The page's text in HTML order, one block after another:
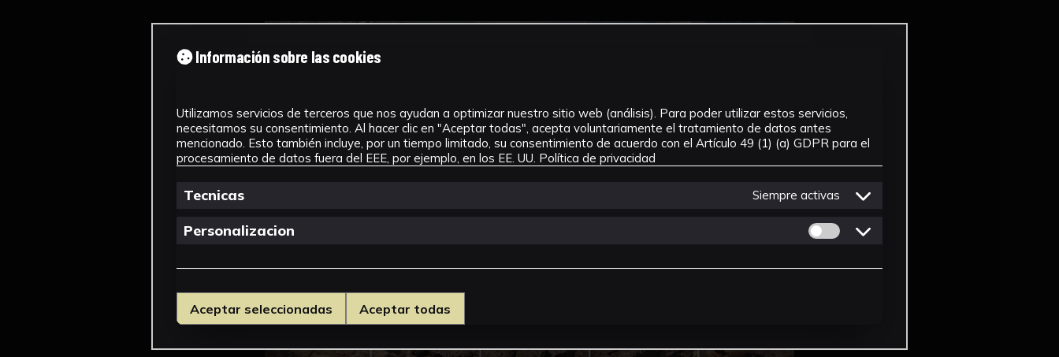
Información sobre las cookies
Utilizamos servicios de terceros que nos ayudan a optimizar nuestro sitio web (análisis). Para poder utilizar estos servicios,
necesitamos su consentimiento. Al hacer clic en "Aceptar todas", acepta voluntariamente el tratamiento de datos antes
mencionado. Esto también incluye, por un tiempo limitado, su consentimiento de acuerdo con el Artículo 49 (1) (a) GDPR para el
procesamiento de datos fuera del EEE, por ejemplo, en los EE. UU. Política de privacidad
Tecnicas Siempre activas
Personalizacion Permitir cookies de Personalizacion
Aceptar seleccionadas Aceptar todas